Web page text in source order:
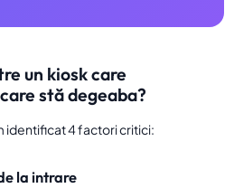
un kiosk care
stă degeaba?
identificat 4 factori critici:
la intrare